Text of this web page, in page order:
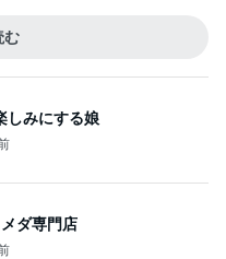
む
しみにする娘
ダ専門店